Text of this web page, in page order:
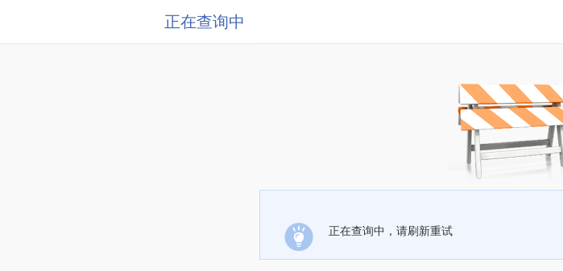
正在查询中
正在查询中，请刷新重试